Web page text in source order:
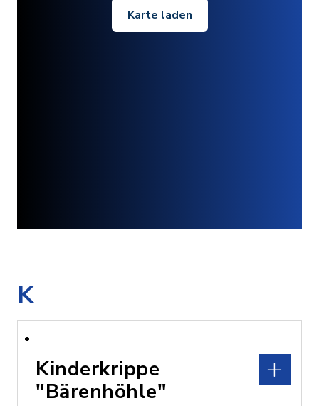
Karte laden
K
Kinderkrippe
"Bärenhöhle"